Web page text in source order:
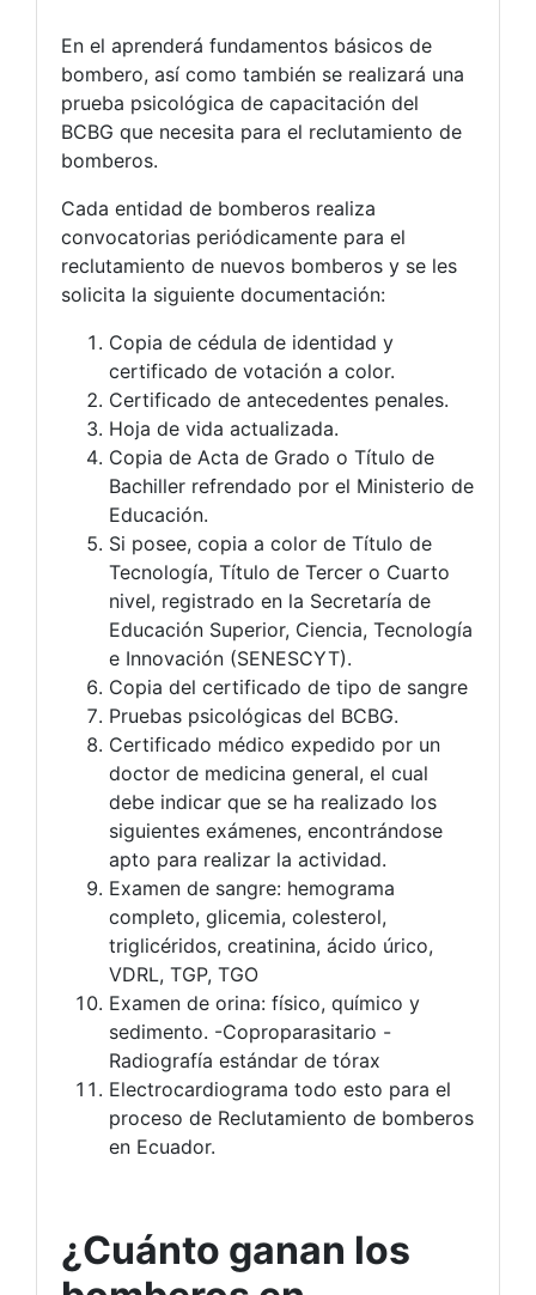
En el aprenderá fundamentos básicos de
bombero, así como también se realizará una
prueba psicológica de capacitación del
BCBG que necesita para el reclutamiento de
bomberos.
Cada entidad de bomberos realiza
convocatorias periódicamente para el
reclutamiento de nuevos bomberos y se les
solicita la siguiente documentación:
Copia de cédula de identidad y
certificado de votación a color.
Certificado de antecedentes penales.
Hoja de vida actualizada.
Copia de Acta de Grado o Título de
Bachiller refrendado por el Ministerio de
Educación.
Si posee, copia a color de Título de
Tecnología, Título de Tercer o Cuarto
nivel, registrado en la Secretaría de
Educación Superior, Ciencia, Tecnología
e Innovación (SENESCYT).
Copia del certificado de tipo de sangre
Pruebas psicológicas del BCBG.
Certificado médico expedido por un
doctor de medicina general, el cual
debe indicar que se ha realizado los
siguientes exámenes, encontrándose
apto para realizar la actividad.
Examen de sangre: hemograma
completo, glicemia, colesterol,
triglicéridos, creatinina, ácido úrico,
VDRL, TGP, TGO
Examen de orina: físico, químico y
sedimento. -Coproparasitario -
Radiografía estándar de tórax
Electrocardiograma todo esto para el
proceso de Reclutamiento de bomberos
en Ecuador.
¿Cuánto ganan los